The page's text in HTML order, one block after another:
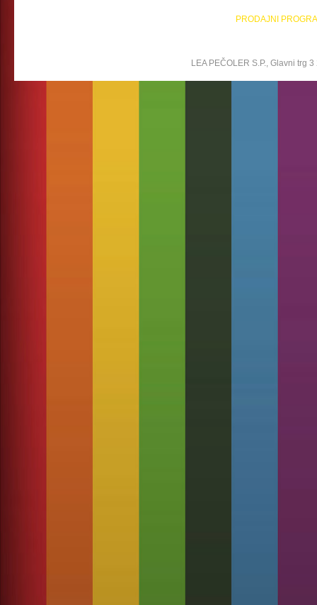
PRODAJNI
LEA PEČOLER S.P., Glavni trg